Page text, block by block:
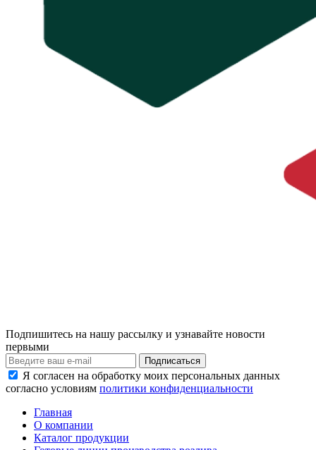
Подпишитесь на нашу рассылку и узнавайте новости
первыми
Я согласен на обработку моих персональных данных
согласно условиям политики конфиденциальности
Главная
О компании
Каталог продукции